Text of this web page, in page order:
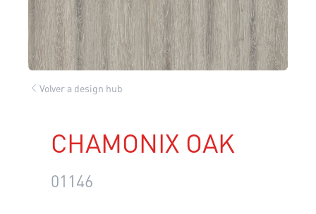
Volver a design hub
CHAMONIX OAK
01146